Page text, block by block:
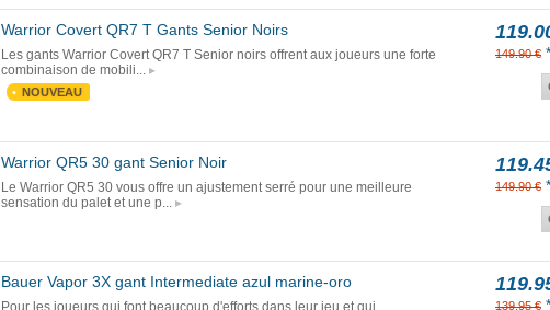
Warrior Covert QR7 T Gants Senior Noirs
Les gants Warrior Covert QR7 T Senior noirs offrent aux joueurs une forte
combinaison de mobili...
NOUVEAU
149.90 € *
Warrior QR5 30 gant Senior Noir
Le Warrior QR5 30 vous offre un ajustement serré pour une meilleure
sensation du palet et une p...
149.90 € *
Bauer Vapor 3X gant Intermediate azul marine-oro
Pour les joueurs qui font beaucoup d'efforts dans leur jeu et qui
139.95 € *